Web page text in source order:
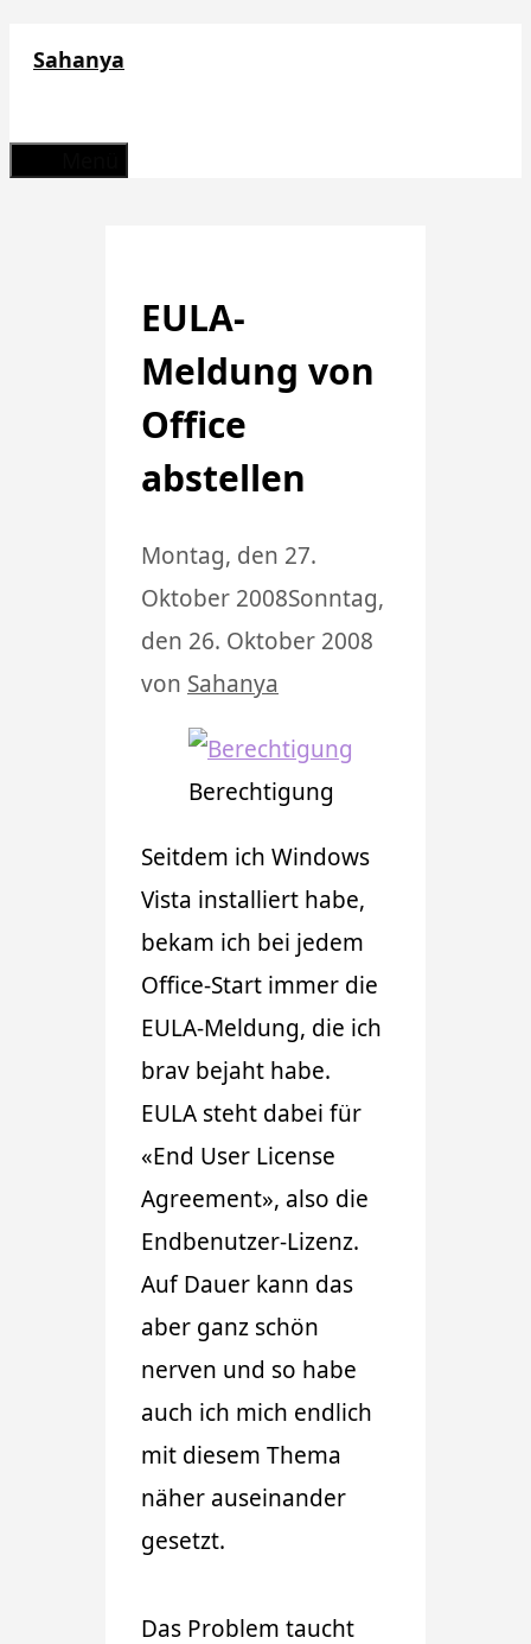
Sahanya
EULA-
Meldung von
Office
abstellen
Montag, den 27.
Oktober 2008Sonntag,
den 26. Oktober 2008
von Sahanya
Berechtigung
Seitdem ich Windows
Vista installiert habe,
bekam ich bei jedem
Office-Start immer die
EULA-Meldung, die ich
brav bejaht habe.
EULA steht dabei für
«End User License
Agreement», also die
Endbenutzer-Lizenz.
Auf Dauer kann das
aber ganz schön
nerven und so habe
auch ich mich endlich
mit diesem Thema
näher auseinander
gesetzt.
Das Problem taucht